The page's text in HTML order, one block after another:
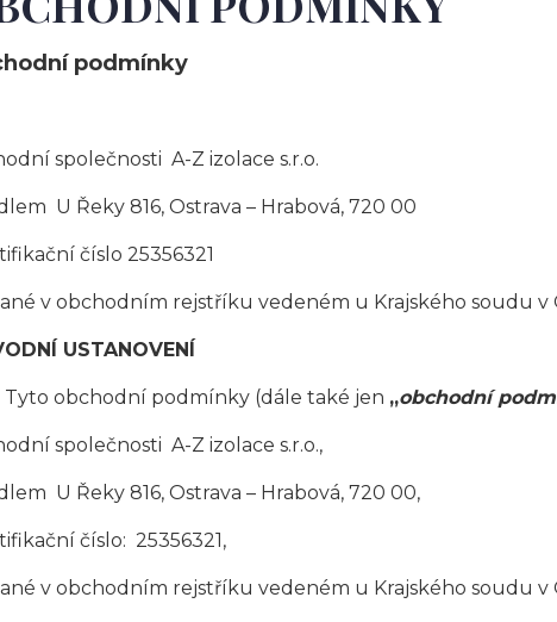
podmínky
společnosti A-Z izolace s.r.o.
U Řeky 816, Ostrava – Hrabová, 720 00
číslo 25356321
v obchodním rejstříku vedeném u Krajského soudu v
USTANOVENÍ
Tyto obchodní podmínky (dále také jen „obchodní
společnosti A-Z izolace s.r.o.,
U Řeky 816, Ostrava – Hrabová, 720 00,
číslo: 25356321,
v obchodním rejstříku vedeném u Krajského soudu v